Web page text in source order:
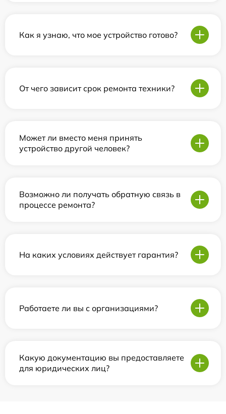
Как я узнаю, что мое устройство готово?
От чего зависит срок ремонта техники?
Может ли вместо меня принять
устройство другой человек?
Возможно ли получать обратную связь в
процессе ремонта?
На каких условиях действует гарантия?
Работаете ли вы с организациями?
Какую документацию вы предоставляете
для юридических лиц?